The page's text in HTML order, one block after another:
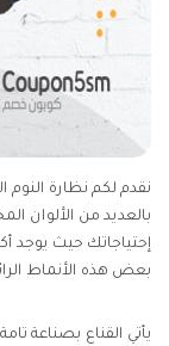
بالعديد من الألوان
إحتياجاتك حيث يوجد
بعض هذه الأنماط
يأتي القناع بصناعة